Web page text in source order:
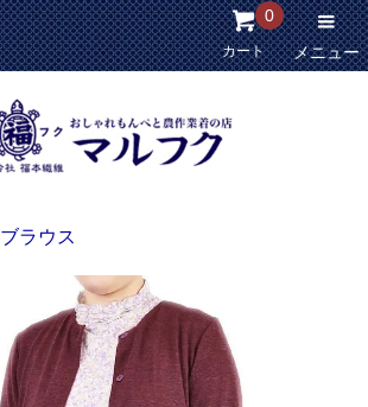
カート
0
メニュー
ブラウス